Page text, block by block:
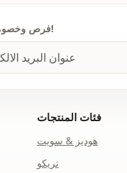
فرص وخصومات سوبر!
فئات المنتجات
هوديز & سويت
تريكو